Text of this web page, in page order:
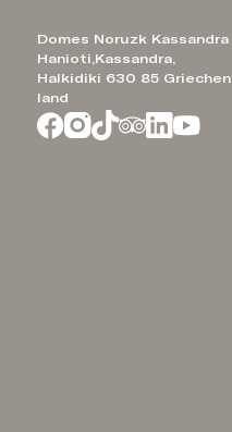
Domes Noruzk Kassandra
Hanioti,Kassandra,
Halkidiki 630 85 Griechen
land